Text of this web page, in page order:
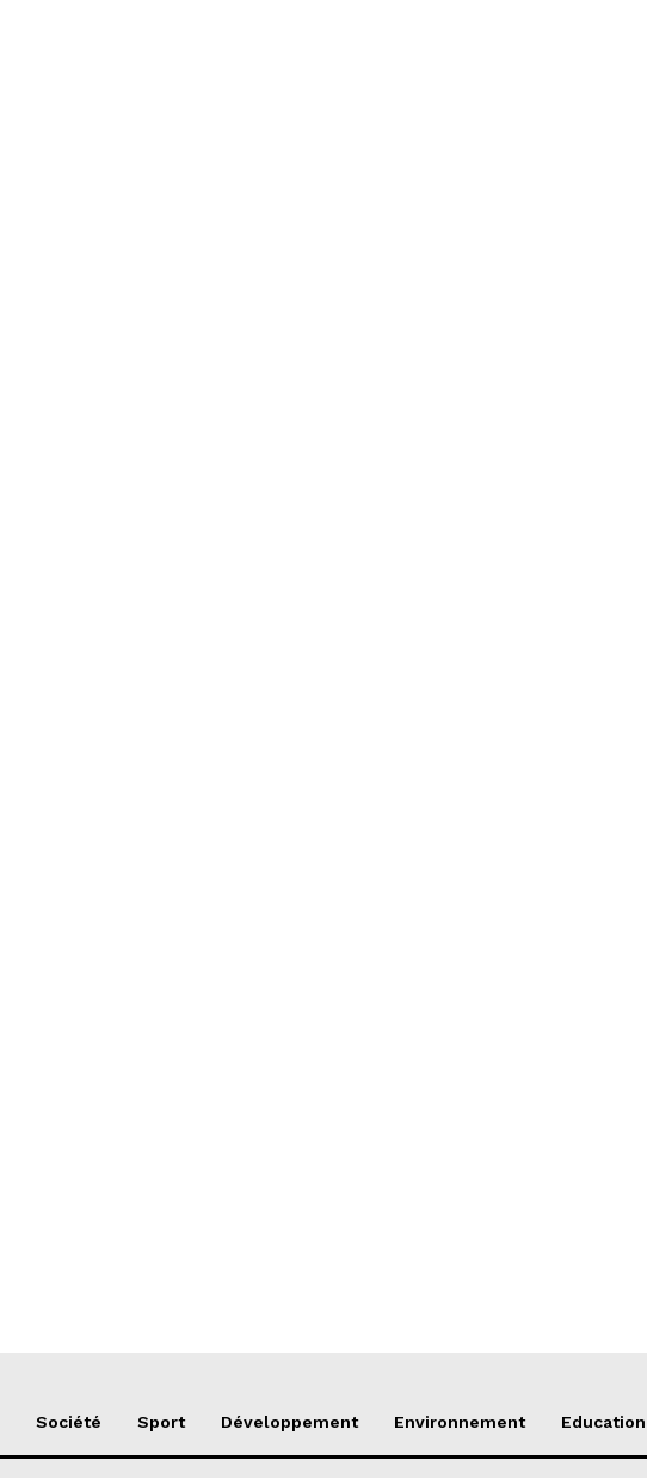
Société Sport Développement Environnement Education